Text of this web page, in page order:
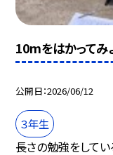
10mをはかってみ
公開日 2026/06/12
３年生
長さの勉強をしてい